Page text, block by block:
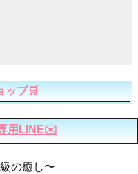
ップ🛒
用LINE✉️
の癒し〜